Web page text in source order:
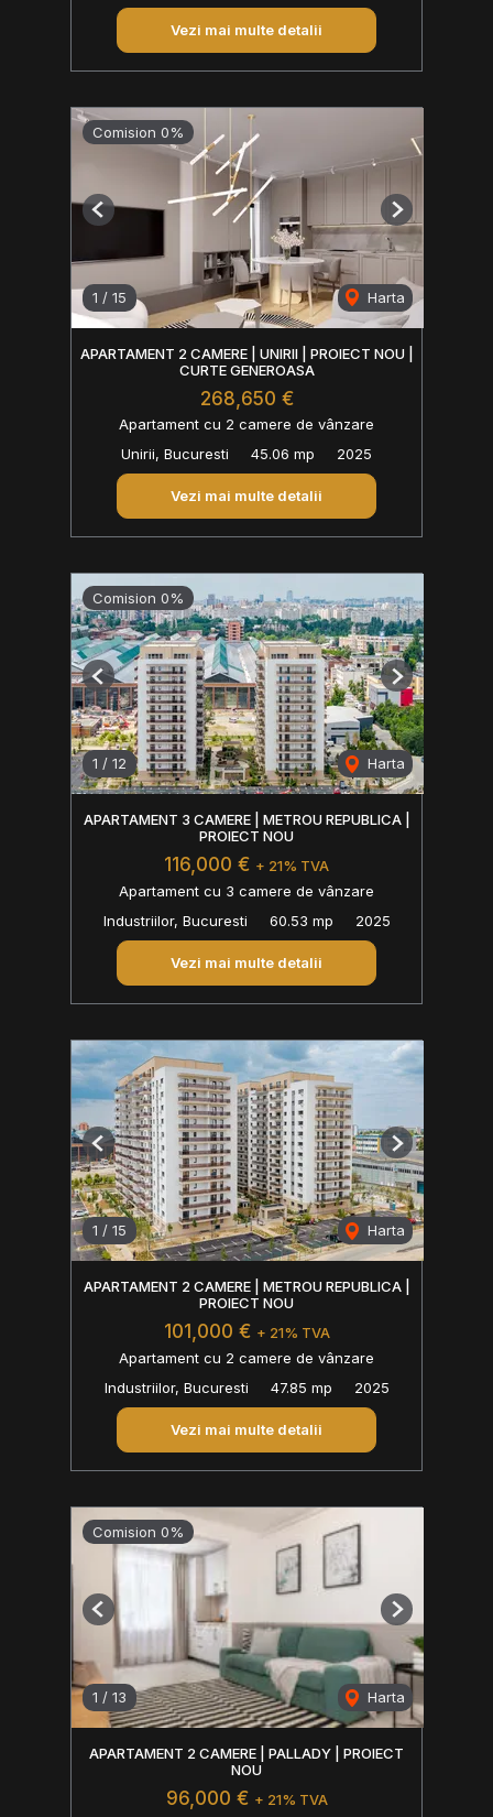
Vezi mai multe detalii
Comision 0%
1 / 15 Harta
Previous Next
APARTAMENT 2 CAMERE | UNIRII | PROIECT NOU |
CURTE GENEROASA
268,650 €
Apartament cu 2 camere de vânzare
Unirii, Bucuresti
45.06 mp 2025
Vezi mai multe detalii
Comision 0%
1 / 12 Harta
Previous Next
APARTAMENT 3 CAMERE | METROU REPUBLICA |
PROIECT NOU
116,000 € + 21% TVA
Apartament cu 3 camere de vânzare
Industriilor, Bucuresti
60.53 mp 2025
Vezi mai multe detalii
1 / 15 Harta
Previous Next
APARTAMENT 2 CAMERE | METROU REPUBLICA |
PROIECT NOU
101,000 € + 21% TVA
Apartament cu 2 camere de vânzare
Industriilor, Bucuresti
47.85 mp 2025
Vezi mai multe detalii
Comision 0%
1 / 13 Harta
Previous Next
APARTAMENT 2 CAMERE | PALLADY | PROIECT
NOU
96,000 € + 21% TVA